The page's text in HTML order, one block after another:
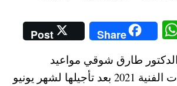
nt
W
ha
ts
Share
Post
الدكتور طارق شوقي مواعيد
امتحانات الدبلومات الفنية 2021 بعد تأجيلها لشهر يونيو